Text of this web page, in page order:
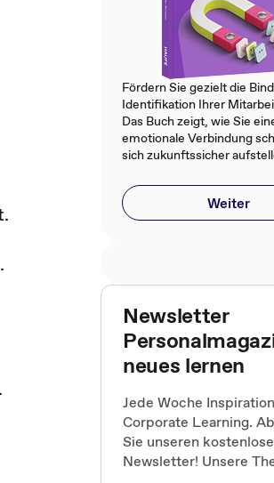
Fördern Sie gezielt die
Identifikation Ihrer
Das Buch zeigt, wie Sie
emotionale Verbindung
sich zukunftssicher
Weiter
Newsletter
neues lernen
Jede Woche
Corporate Learning.
Sie unseren
Newsletter! Unsere